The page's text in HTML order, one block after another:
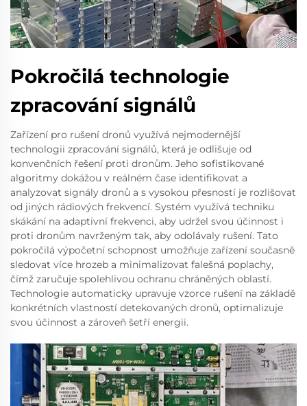
Pokročilá technologie
zpracování signálů
Zařízení pro rušení dronů využívá nejmodernější
technologii zpracování signálů, která je odlišuje od
konvenčních řešení proti dronům. Jeho sofistikované
algoritmy dokážou v reálném čase identifikovat a
analyzovat signály dronů a s vysokou přesností je rozlišovat
od jiných rádiových frekvencí. Systém využívá techniku
skákání na adaptivní frekvenci, aby udržel svou účinnost i
proti dronům navrženým tak, aby odolávaly rušení. Tato
pokročilá výpočetní schopnost umožňuje zařízení současně
sledovat více hrozeb a minimalizovat falešná poplachy,
čímž zaručuje spolehlivou ochranu chráněných oblastí.
Technologie automaticky upravuje vzorce rušení na základě
konkrétních vlastností detekovaných dronů, optimalizuje
svou účinnost a zároveň šetří energii.